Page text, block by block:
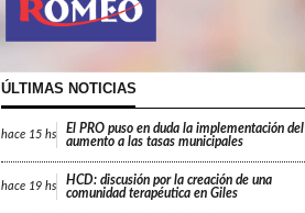
ÚLTIMAS NOTICIAS
hace 15 hs
El PRO puso en duda la implementación del
aumento a las tasas municipales
hace 19 hs
HCD: discusión por la creación de una
comunidad terapéutica en Giles